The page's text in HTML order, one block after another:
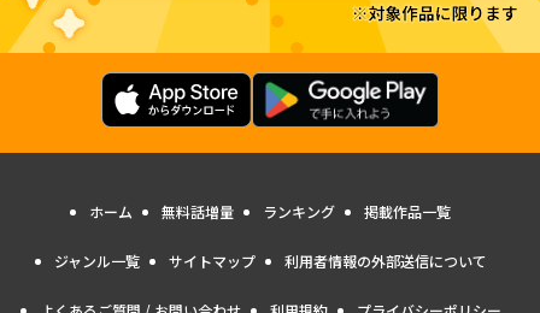
ホーム 無料話増量 ランキング 掲載作品一覧
ジャンル一覧 サイトマップ 利用者情報の外部送信について